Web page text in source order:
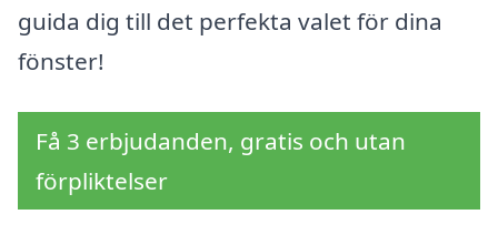
guida dig till det perfekta valet för dina
fönster!
Få 3 erbjudanden, gratis och utan
förpliktelser